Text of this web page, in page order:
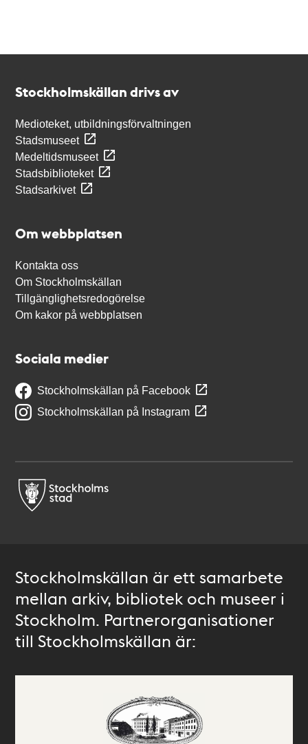
Stockholmskällan drivs av
Medioteket, utbildningsförvaltningen
Stadsmuseet
Medeltidsmuseet
Stadsbiblioteket
Stadsarkivet
Om webbplatsen
Kontakta oss
Om Stockholmskällan
Tillgänglighetsredogörelse
Om kakor på webbplatsen
Sociala medier
Stockholmskällan på Facebook
Stockholmskällan på Instagram
Stockholmskällan är ett samarbete
mellan arkiv, bibliotek och museer i
Stockholm. Partnerorganisationer
till Stockholmskällan är: